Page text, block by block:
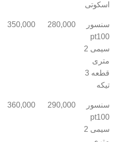
اسکوتی
سنسور
pt100
سیمی 2
متری
قطعه 3
تیکه
280,000
350,000
سنسور
pt100
سیمی 2
290,000
360,000